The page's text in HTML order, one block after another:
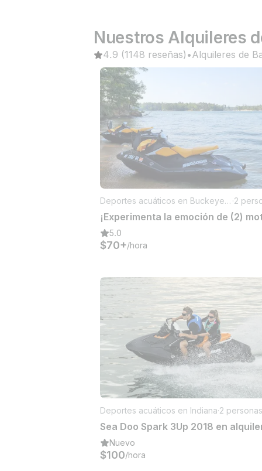
Nuestros Alquileres
4.9 (1148 reseñas) •Alquileres de
Deportes acuáticos en Buckeye L
ake
·2
5.0
$70+/hora
Deportes acuáticos en Indiana·2 personas
Nuevo
$100/hora